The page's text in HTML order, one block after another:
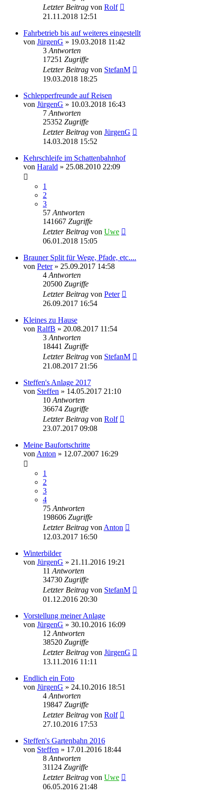
Letzter Beitrag von Rolf
21.11.2018 12:51
Fahrbetrieb bis auf weiteres eingestellt
von JürgenG » 19.03.2018 11:42
3 Antworten
17251 Zugriffe
Letzter Beitrag von StefanM
19.03.2018 18:25
Schlepperfreunde auf Reisen
von JürgenG » 10.03.2018 16:43
7 Antworten
25352 Zugriffe
Letzter Beitrag von JürgenG
14.03.2018 15:52
Kehrschleife im Schattenbahnhof
von Harald » 25.08.2010 22:09
1
2
3
57 Antworten
141667 Zugriffe
Letzter Beitrag von Uwe
06.01.2018 15:05
Brauner Split für Wege, Pfade, etc....
von Peter» 25.09.2017 14:58
4 Antworten
20500 Zugriffe
Letzter Beitrag von Peter
26.09.2017 16:54
Kleines zu Hause
von RalfB » 20.08.2017 11:54
3 Antworten
18441 Zugriffe
Letzter Beitrag von StefanM
21.08.2017 21:56
Steffen's Anlage 2017
von Steffen » 14.05.2017 21:10
10 Antworten
36674 Zugriffe
Letzter Beitrag von Rolf
23.07.2017 09:08
Meine Baufortschritte
von Anton » 12.07.2007 16:29
1
2
3
4
75 Antworten
198606 Zugriffe
Letzter Beitrag von Anton
12.03.2017 16:50
Winterbilder
von JürgenG » 21.11.2016 19:21
11 Antworten
34730 Zugriffe
Letzter Beitrag von StefanM
01.12.2016 20:30
Vorstellung meiner Anlage
von JürgenG » 30.10.2016 16:09
12 Antworten
38520 Zugriffe
Letzter Beitrag von JürgenG
13.11.2016 11:11
Endlich ein Foto
von JürgenG » 24.10.2016 18:51
4 Antworten
19847 Zugriffe
Letzter Beitrag von Rolf
27.10.2016 17:53
Steffen's Gartenbahn 2016
von Steffen » 17.01.2016 18:44
8 Antworten
31124 Zugriffe
Letzter Beitrag von Uwe
06.05.2016 21:48